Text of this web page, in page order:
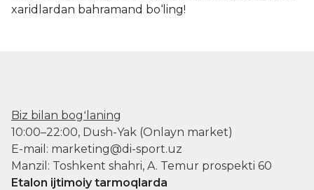
xaridlardan bahramand bo‘ling!
Biz bilan bogʻlaning
10:00–22:00, Dush-Yak (Onlayn market)
E-mail: marketing@di-sport.uz
Manzil: Toshkent shahri, A. Temur prospekti 60
Etalon ijtimoiy tarmoqlarda